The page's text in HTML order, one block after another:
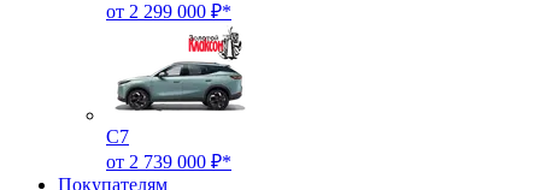
от 2 299 000 ₽*
C7
от 2 739 000 ₽*
Покупателям